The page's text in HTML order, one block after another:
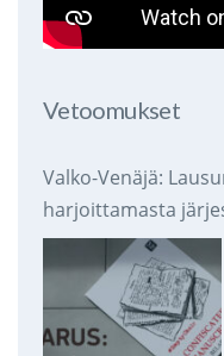
Vetoomukset
Valko-Venäjä:
harjoittamasta
takavarikoinnista ja